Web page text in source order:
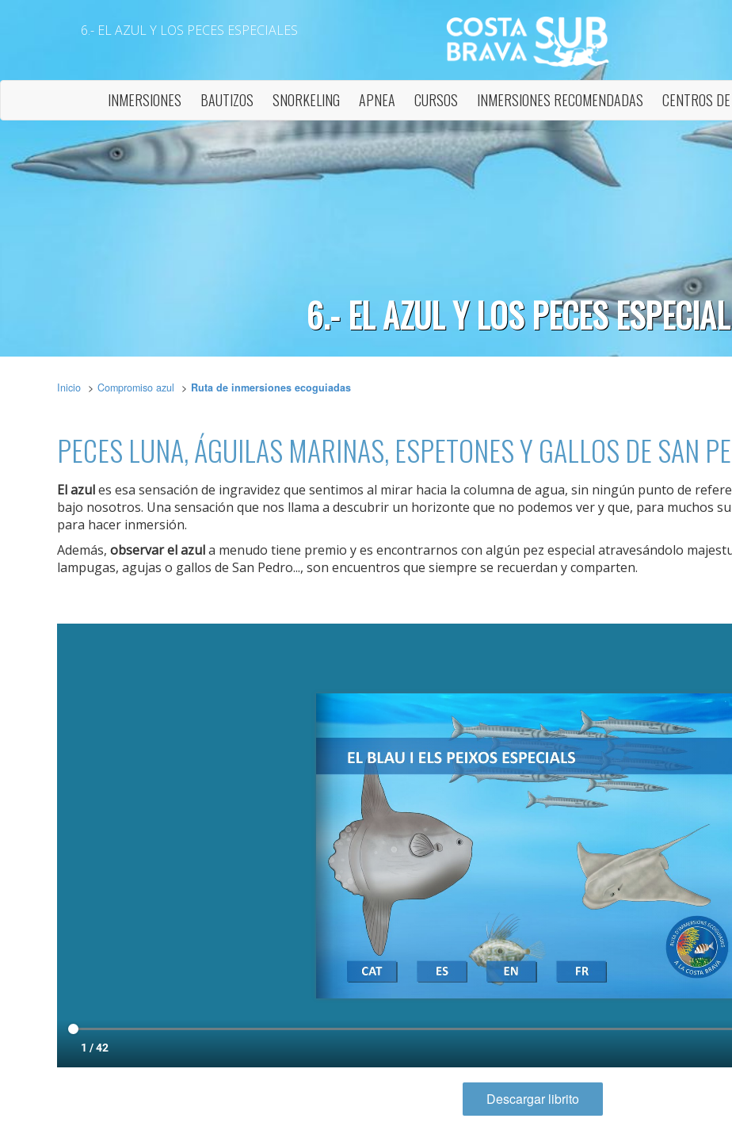
6.- EL AZUL Y LOS PECES ESPECIALES
INMERSIONES BAUTIZOS SNORKELING APNEA CURSOS INMERSIONES RECOMENDADAS CENTROS
6.- EL AZUL Y LOS PECES
Inicio Compromiso azul Ruta de inmersiones ecoguiadas
PECES LUNA, ÁGUILAS MARINAS, ESPETONES Y GALLOS DE SAN
El azules esa sensación de ingravidez que sentimos al mirar hacia la columna de agua, sin ningún punto de
bajo nosotros. Una sensación que nos llama a descubrir un horizonte que no podemos ver y que, para muchos
para hacer inmersión.
Además, observar el azula menudo tiene premio y es encontrarnos con algún pez especial atravesándolo
lampugas, agujas o gallos de San Pedro..., son encuentros que siempre se recuerdan y comparten.
Descargar librito
Modificar cookies
Técnicas y funcionales
Analíticas y personalización
Permiten realizar el seguimiento y análisis del comportamiento de los usuarios de
sitio web. La información recogida mediante este tipo de cookies se utiliza en la
medición de la actividad de la web para la elaboración de perfiles de navegación de
los usuarios con el fin de introducir mejoras en función del análisis de los datos de
que hacen los usuarios del servicio. Permiten guardar la información de
del usuario para mejorar la calidad de nuestros servicios y para ofrecer una mejor
experiencia a través de productos recomendados.
Marketing y publicidad
Estas cookies son utilizadas para almacenar información sobre las preferencias y
elecciones personales del usuario a través de la observación continuada de sus
hábitos de navegación. Gracias a ellas, podemos conocer los hábitos de
en el sitio web y mostrar publicidad relacionada con el perfil de navegación del
Guardar configuración